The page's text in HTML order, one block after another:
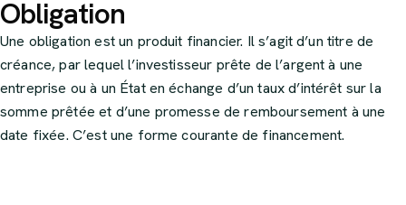
Obligation
Une obligation est un produit financier. Il s’agit d’un titre de
créance, par lequel l’investisseur prête de l’argent à une
entreprise ou à un État en échange d’un taux d’intérêt sur la
somme prêtée et d’une promesse de remboursement à une
date fixée. C’est une forme courante de financement.